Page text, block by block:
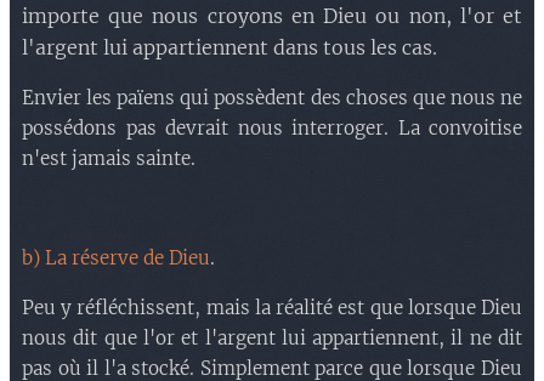
importe que nous croyons en Dieu ou non, l'or et
l'argent lui appartiennent dans tous les cas.
Envier les païens qui possèdent des choses que nous ne
possédons pas devrait nous interroger. La convoitise
n'est jamais sainte.
b) La réserve de Dieu.
Peu y réfléchissent, mais la réalité est que lorsque Dieu
nous dit que l'or et l'argent lui appartiennent, il ne dit
pas où il l'a stocké. Simplement parce que lorsque Dieu